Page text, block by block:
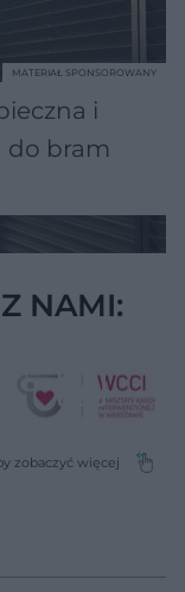
i
do bram
MATERIAŁ SPONSOROWANY
NAMI: